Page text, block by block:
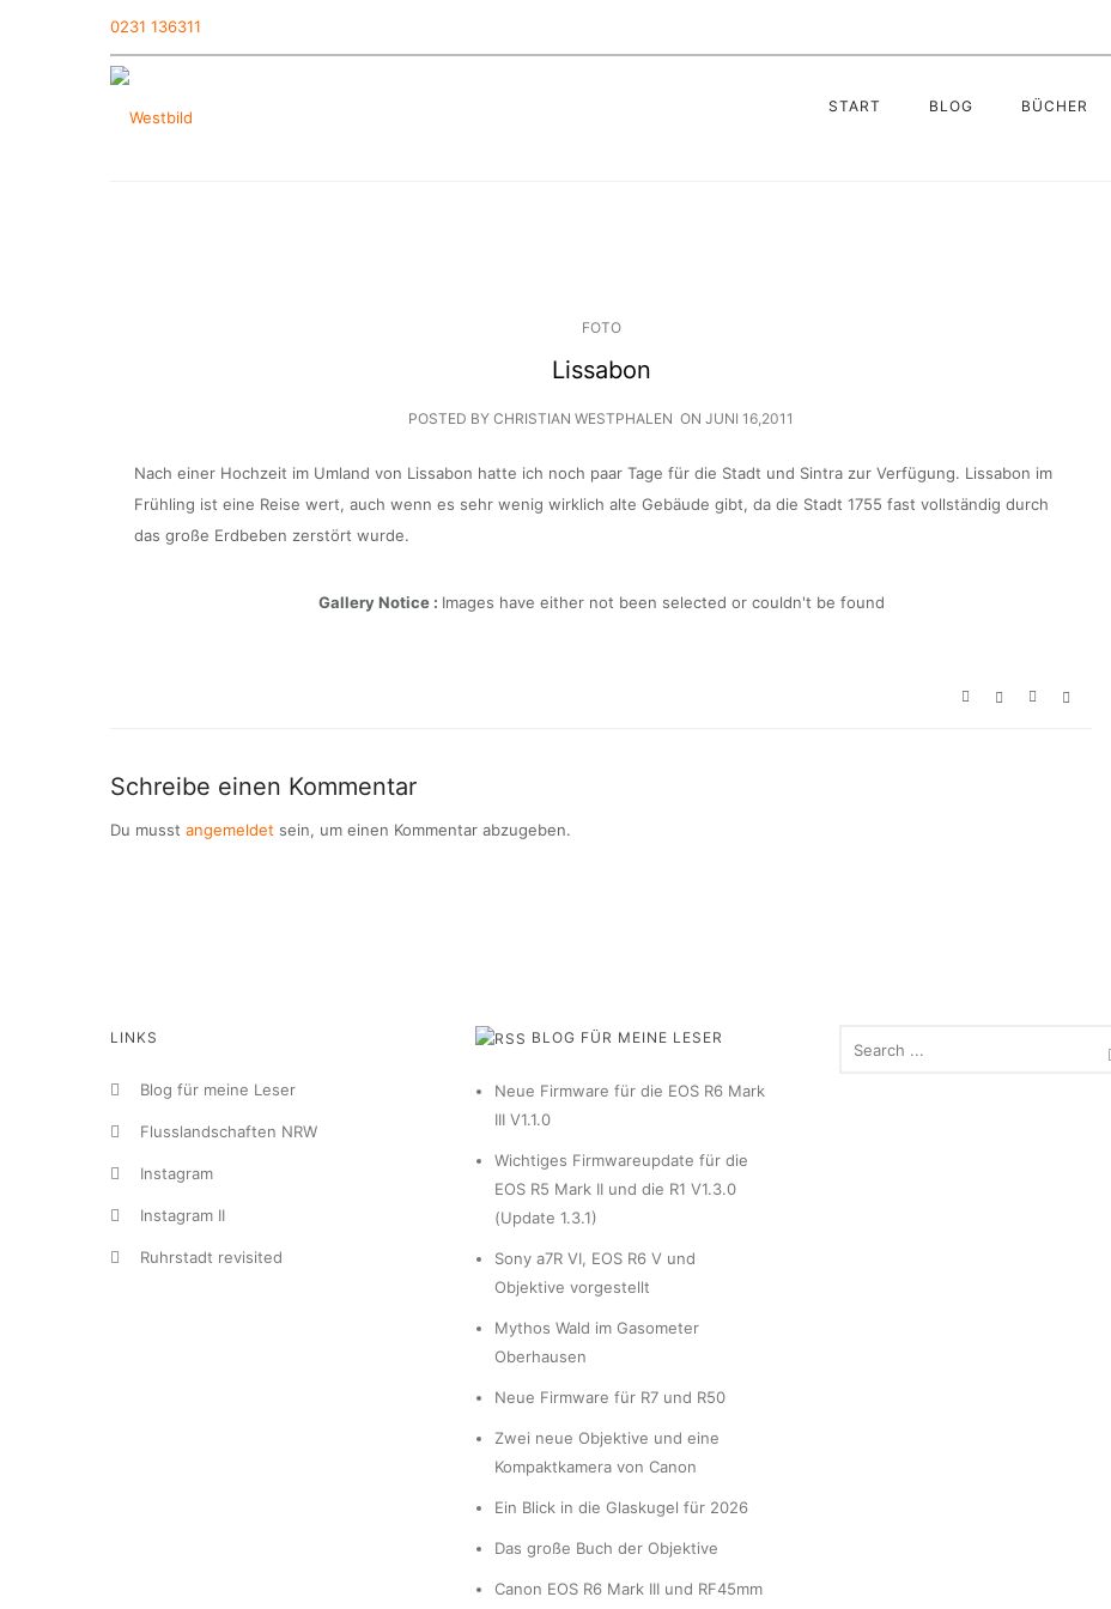
0231 136311
START BLOG BÜCHER
FOTO
Lissabon
POSTED BY CHRISTIAN WESTPHALEN ON JUNI 16,2011
Nach einer Hochzeit im Umland von Lissabon hatte ich noch paar Tage für die Stadt und Sintra zur Verfügung. Lissabon im
Frühling ist eine Reise wert, auch wenn es sehr wenig wirklich alte Gebäude gibt, da die Stadt 1755 fast vollständig durch
das große Erdbeben zerstört wurde.
Gallery Notice : Images have either not been selected or couldn't be found
Schreibe einen Kommentar
Du musst angemeldet sein, um einen Kommentar abzugeben.
LINKS
Blog für meine Leser
Flusslandschaften NRW
Instagram
Instagram II
Ruhrstadt revisited
BLOG FÜR MEINE LESER
Neue Firmware für die EOS R6 Mark
III V1.1.0
Wichtiges Firmwareupdate für die
EOS R5 Mark II und die R1 V1.3.0
(Update 1.3.1)
Sony a7R VI, EOS R6 V und
Objektive vorgestellt
Mythos Wald im Gasometer
Oberhausen
Neue Firmware für R7 und R50
Zwei neue Objektive und eine
Kompaktkamera von Canon
Ein Blick in die Glaskugel für 2026
Das große Buch der Objektive
Canon EOS R6 Mark III und RF45mm